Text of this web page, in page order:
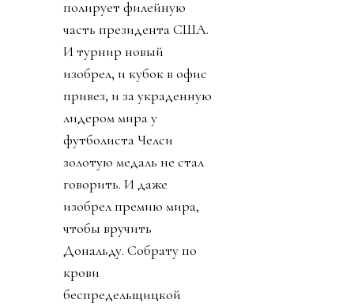
полирует филейную
часть президента США.
И турнир новый
изобрел, и кубок в офис
привез, и за украденную
лидером мира у
футболиста Челси
золотую медаль не стал
говорить. И даже
изобрел премию мира,
чтобы вручить
Дональду. Собрату по
крови
беспредельщицкой